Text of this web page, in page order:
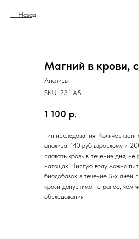
Назад
Магний в крови,
Анализы
SKU: 23.1.A5
1 100 р.
Тип исследования:
анализа: 140 руб взрослому и
сдавать кровь в течение дня,
натощак. Чистую воду можно
биодобавок в течение 3-х дней
крови допустимо не ранее, чем
обследования.